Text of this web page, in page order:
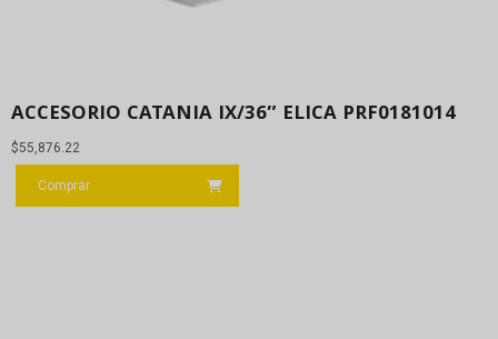
ACCESORIO CATANIA IX/36″ ELICA PRF0181014
$55,876.22
Comprar